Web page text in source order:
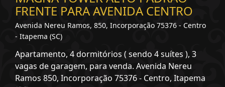
FRENTE PARA AVENIDA CENTRO
Avenida Nereu Ramos, 850, Incorporação 75376 - Centro
- Itapema (SC)
Apartamento, 4 dormitórios ( sendo 4 suítes ), 3
vagas de garagem, para venda. Avenida Nereu
Ramos 850, Incorporação 75376 - Centro, Itapema